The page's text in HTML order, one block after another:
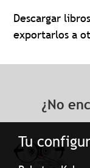
Tu
Descargar
exportarlos a
¿No